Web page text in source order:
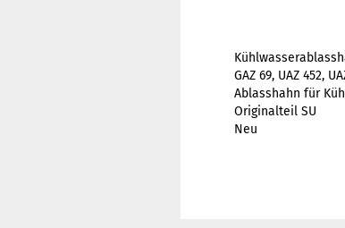
GAZ 69, UAZ 452,
Ablasshahn für
Originalteil SU
Neu